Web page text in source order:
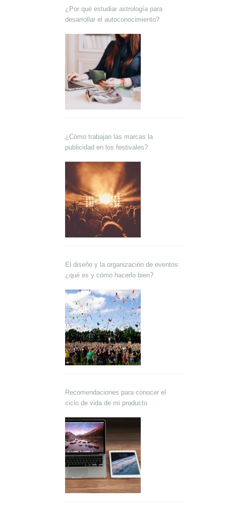
¿Por qué estudiar astrología para
desarrollar el autoconocimiento?
¿Cómo trabajan las marcas la
publicidad en los festivales?
El diseño y la organización de eventos:
¿qué es y cómo hacerlo bien?
Recomendaciones para conocer el
ciclo de vida de mi producto